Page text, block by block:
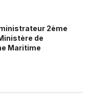
2ème
de
Maritime